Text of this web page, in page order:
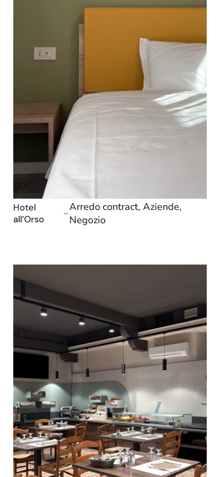
Hotel
all’Orso
–Arredo contract, Aziende,
Negozio